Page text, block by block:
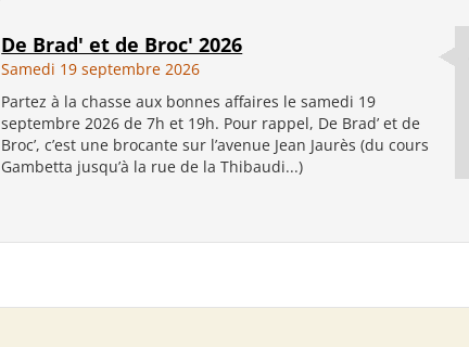
De Brad' et de Broc' 2026
Samedi 19 septembre 2026
Partez à la chasse aux bonnes affaires le samedi 19
septembre 2026 de 7h et 19h. Pour rappel, De Brad’ et de
Broc’, c’est une brocante sur l’avenue Jean Jaurès (du cours
Gambetta jusqu’à la rue de la Thibaudi...)